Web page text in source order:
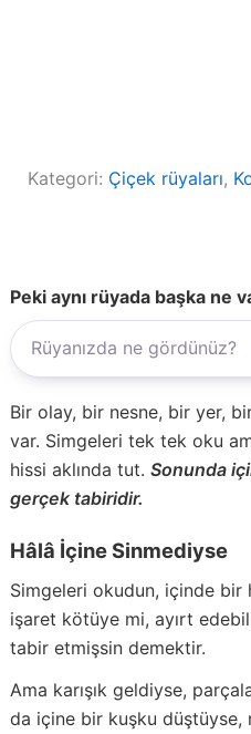
Kategori: Çiçek rüyaları,
Peki aynı rüyada başka ne
Bir olay, bir nesne, bir yer,
var. Simgeleri tek tek oku
hissi aklında tut. Sonunda
gerçek tabiridir.
Hâlâ İçine Sinmediyse
Simgeleri okudun, içinde bir
işaret kötüye mi, ayırt
tabir etmişsin demektir.
Ama karışık geldiyse,
da içine bir kuşku düştüyse,